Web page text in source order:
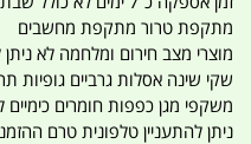
מתקפת טרור מתקפת מחשבים
מוצרי מצב חירום ומלחמה לא
שקי שינה אסלות גרביים גופיות
משקפי מגן כפפות חומרים
ניתן להתעניין טלפונית טרם ההזמנה